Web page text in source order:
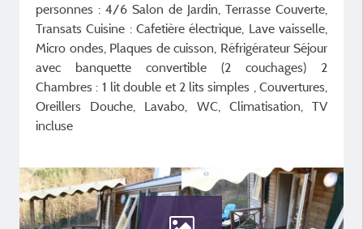
personnes : 4/6 Salon de Jardin, Terrasse Couverte,
Transats Cuisine : Cafetière électrique, Lave vaisselle,
Micro ondes, Plaques de cuisson, Réfrigérateur Séjour
avec banquette convertible (2 couchages) 2
Chambres : 1 lit double et 2 lits simples , Couvertures,
Oreillers Douche, Lavabo, WC, Climatisation, TV
incluse